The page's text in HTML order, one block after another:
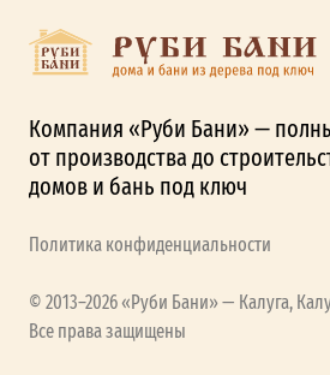
Компания «Руби Бани» —
от производства до
домов и бань под ключ
Политика конфиденциальности
© 2013–2026 «Руби Бани» — Калуга,
Все права защищены